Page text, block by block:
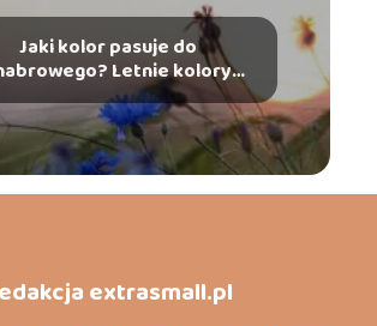
Jaki kolor pasuje do
Letnie kolory
modne cały rok
extrasmall.pl